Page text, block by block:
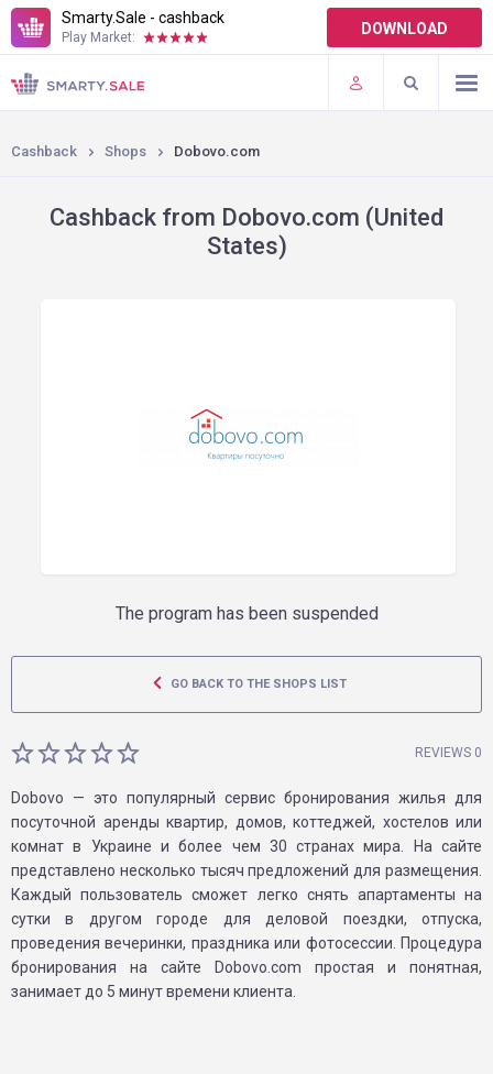
Smarty.Sale - cashback
Play Market: DOWNLOAD
TERMS OF USE
PLUGINS
Cashback Shops Dobovo.com
Cashback from Dobovo.com (United
States)
The program has been suspended
GO BACK TO THE SHOPS LIST
REVIEWS 0
Dobovo — это популярный сервис бронирования жилья для
посуточной аренды квартир, домов, коттеджей, хостелов или
комнат в Украине и более чем 30 странах мира. На сайте
представлено несколько тысяч предложений для размещения.
Каждый пользователь сможет легко снять апартаменты на
сутки в другом городе для деловой поездки, отпуска,
проведения вечеринки, праздника или фотосессии. Процедура
бронирования на сайте Dobovo.com простая и понятная,
занимает до 5 минут времени клиента.